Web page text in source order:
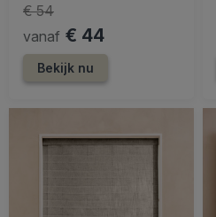
vanaf € 44
€ 54
Bekijk nu